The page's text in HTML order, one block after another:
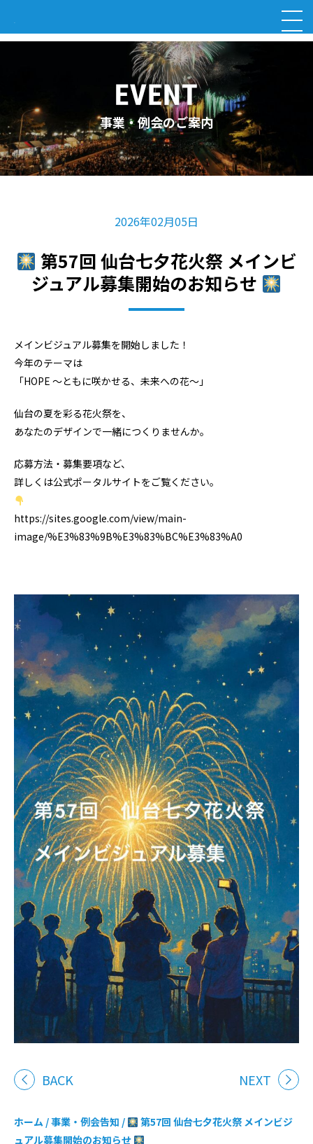
事業・例会のご案内
2026年02月05日
第57回 仙台七夕花火祭 メインビ
ジュアル募集開始のお知らせ
メインビジュアル募集を開始しました！
今年のテーマは
「HOPE ～ともに咲かせる、未来への花～」
仙台の夏を彩る花火祭を、
あなたのデザインで一緒につくりませんか。
応募方法・募集要項など、
詳しくは公式ポータルサイトをご覧ください。
https://sites.google.com/view/main-
image/%E3%83%9B%E3%83%BC%E3%83%A0
BACK NEXT
ホーム /事業・例会告知 /
第57回 仙台七夕花火祭 メインビジ
ュアル募集開始のお知らせ